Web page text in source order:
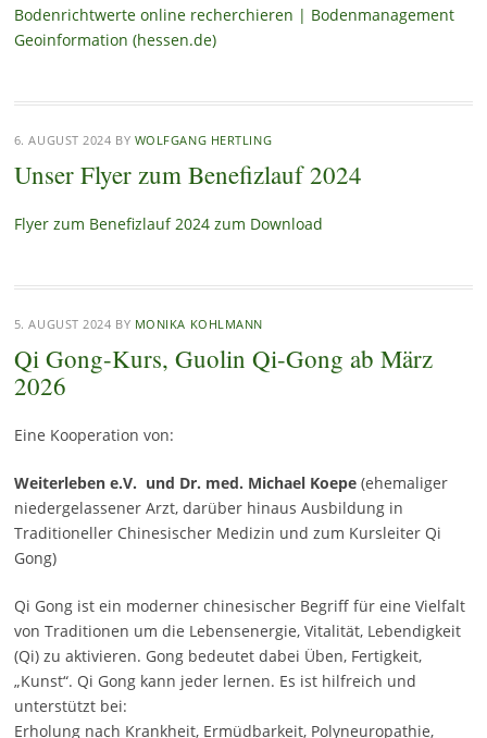
Bodenrichtwerte online recherchieren | Bodenmanagement
Geoinformation (hessen.de)
6. AUGUST 2024 BY WOLFGANG HERTLING
Unser Flyer zum Benefizlauf 2024
Flyer zum Benefizlauf 2024 zum Download
5. AUGUST 2024 BY MONIKA KOHLMANN
Qi Gong-Kurs, Guolin Qi-Gong ab März
2026
Eine Kooperation von:
Weiterleben e.V. und Dr. med. Michael Koepe (ehemaliger
niedergelassener Arzt, darüber hinaus Ausbildung in
Traditioneller Chinesischer Medizin und zum Kursleiter Qi
Gong)
Qi Gong ist ein moderner chinesischer Begriff für eine Vielfalt
von Traditionen um die Lebensenergie, Vitalität, Lebendigkeit
(Qi) zu aktivieren. Gong bedeutet dabei Üben, Fertigkeit,
„Kunst“. Qi Gong kann jeder lernen. Es ist hilfreich und
unterstützt bei:
Erholung nach Krankheit, Ermüdbarkeit, Polyneuropathie,